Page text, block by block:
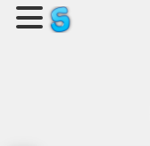
Gruppe